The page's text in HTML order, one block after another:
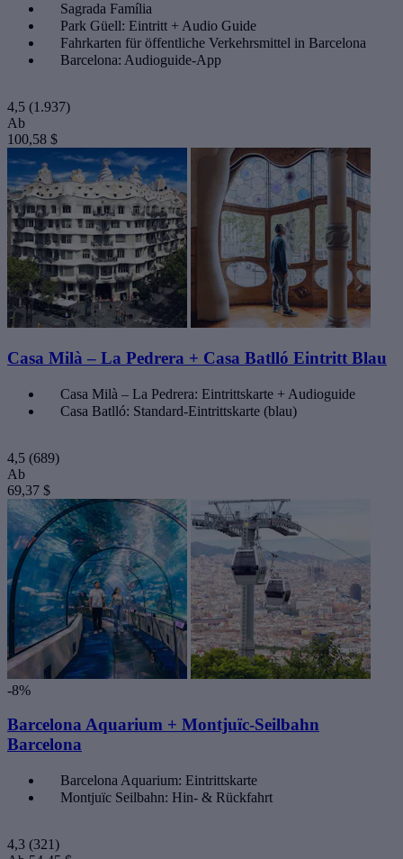
Sagrada Família
Park Güell: Eintritt + Audio Guide
Fahrkarten für öffentliche Verkehrsmittel in Barcelona
Barcelona: Audioguide-App
4,5 (1.937)
Ab
100,58 $
Casa Milà – La Pedrera + Casa Batlló Eintritt Blau
Casa Milà – La Pedrera: Eintrittskarte + Audioguide
Casa Batlló: Standard-Eintrittskarte (blau)
4,5 (689)
Ab
69,37 $
-8%
Barcelona Aquarium + Montjuïc-Seilbahn
Barcelona
Barcelona Aquarium: Eintrittskarte
Montjuïc Seilbahn: Hin- & Rückfahrt
4,3 (321)